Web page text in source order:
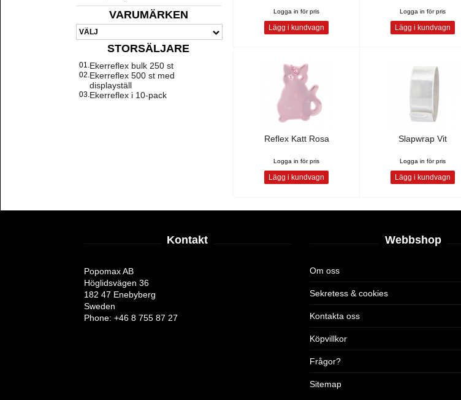
VARUMÄRKEN
STORSÄLJARE
01.Ekerreflex bulk 250 st
02.Ekerreflex 500 st med
displayställ
03.Ekerreflex i 10-pack
Logga in för pris
Lägg i kundvagn
Logga in för pris
Lägg i kundvagn
Reflex Katt Rosa
Logga in för pris
Lägg i kundvagn
Slapwrap Vit
Logga in för pris
Lägg i kundvagn
Kontakt
Popomax AB
Höglidsvägen 36
182 47 Enebyberg
Sweden
Phone: +46 8 755 87 27
Webbshop
Om oss
Sekretess & cookies
Kontakta oss
Köpvillkor
Frågor?
Sitemap